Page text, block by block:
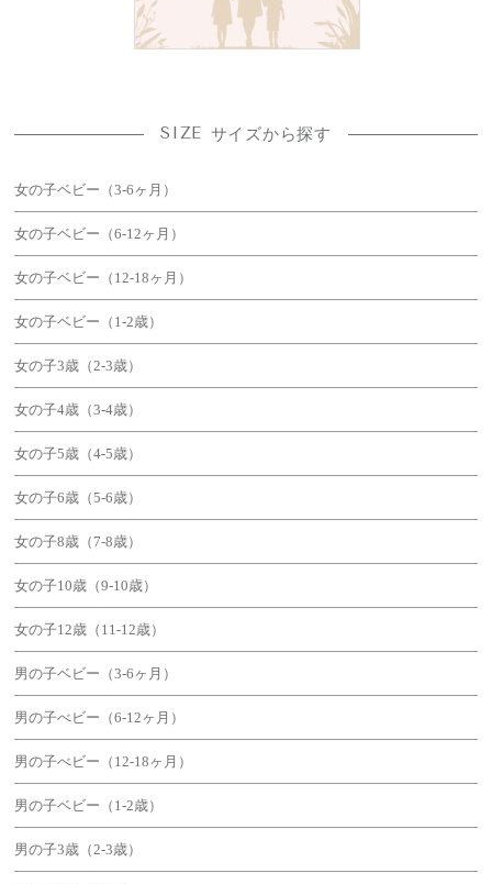
SIZE サイズから探す
女の子ベビー（3-6ヶ月）
女の子ベビー（6-12ヶ月）
女の子ベビー（12-18ヶ月）
女の子ベビー（1-2歳）
女の子3歳（2-3歳）
女の子4歳（3-4歳）
女の子5歳（4-5歳）
女の子6歳（5-6歳）
女の子8歳（7-8歳）
女の子10歳（9-10歳）
女の子12歳（11-12歳）
男の子ベビー（3-6ヶ月）
男の子べビー（6-12ヶ月）
男の子べビー（12-18ヶ月）
男の子ベビー（1-2歳）
男の子3歳（2-3歳）